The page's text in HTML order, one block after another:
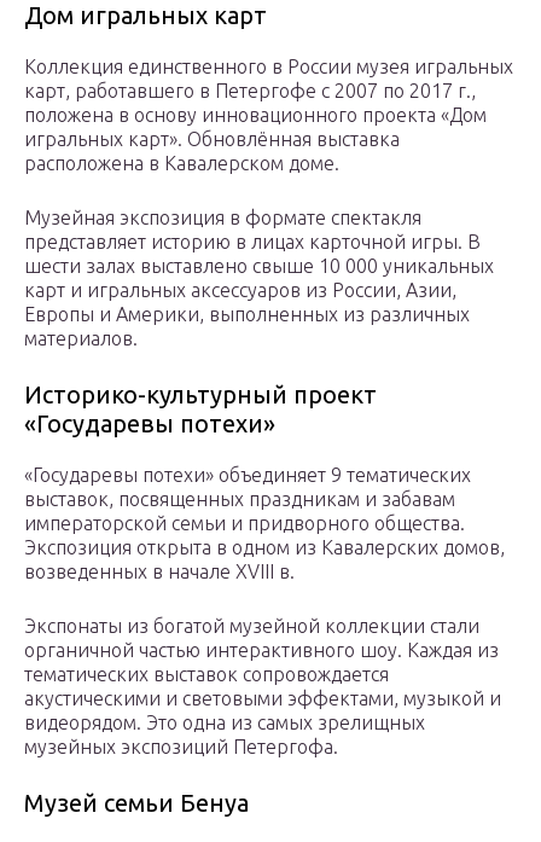
Дом игральных карт
Коллекция единственного в России музея игральных
карт, работавшего в Петергофе с 2007 по 2017 г.,
положена в основу инновационного проекта «Дом
игральных карт». Обновлённая выставка
расположена в Кавалерском доме.
Музейная экспозиция в формате спектакля
представляет историю в лицах карточной игры. В
шести залах выставлено свыше 10 000 уникальных
карт и игральных аксессуаров из России, Азии,
Европы и Америки, выполненных из различных
материалов.
Историко-культурный проект
«Государевы потехи»
«Государевы потехи» объединяет 9 тематических
выставок, посвященных праздникам и забавам
императорской семьи и придворного общества.
Экспозиция открыта в одном из Кавалерских домов,
возведенных в начале XVIII в.
Экспонаты из богатой музейной коллекции стали
органичной частью интерактивного шоу. Каждая из
тематических выставок сопровождается
акустическими и световыми эффектами, музыкой и
видеорядом. Это одна из самых зрелищных
музейных экспозиций Петергофа.
Музей семьи Бенуа